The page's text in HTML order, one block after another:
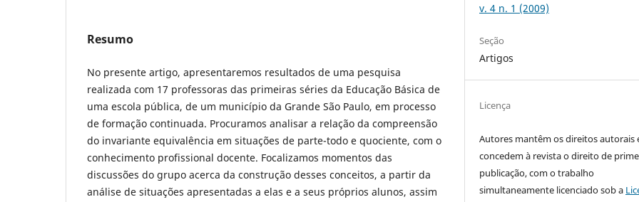
Resumo
No presente artigo, apresentaremos resultados de uma pesquisa
realizada com 17 professoras das primeiras séries da Educação Básica de
uma escola pública, de um município da Grande São Paulo, em processo
de formação continuada. Procuramos analisar a relação da compreensão
do invariante equivalência em situações de parte-todo e quociente, com o
conhecimento profissional docente. Focalizamos momentos das
discussões do grupo acerca da construção desses conceitos, a partir da
análise de situações apresentadas a elas e a seus próprios alunos, assim
v. 4 n. 1 (2009)
Seção
Artigos
Licença
Autores mantêm os direitos autorais
concedem à revista o direito de
publicação, com o trabalho
simultaneamente licenciado sob a